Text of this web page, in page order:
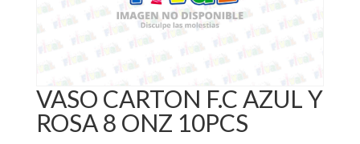
VASO CARTON F.C AZUL Y
ROSA 8 ONZ 10PCS